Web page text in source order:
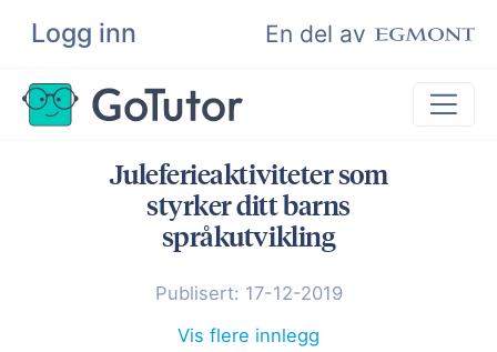
Logg inn En del av
Søk
Privatundervisning
Matematikk
Eksamenshjelp
Bli privatlærer
Juleferieaktiviteter som
styrker ditt barns
språkutvikling
Publisert: 17-12-2019
Vis flere innlegg